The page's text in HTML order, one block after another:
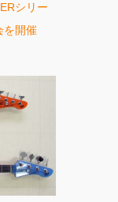
シリー
を開催